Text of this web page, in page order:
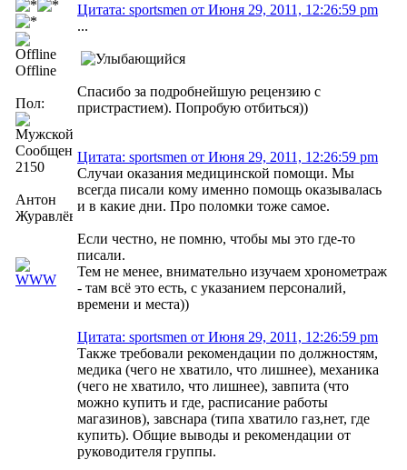
Offline
Пол:
Сообщений:
2150
Антон
Журавлёв
Цитата: sportsmen от Июня 29, 2011, 12:26:59 pm
...
Спасибо за подробнейшую рецензию с
пристрастием). Попробую отбиться))
Цитата: sportsmen от Июня 29, 2011, 12:26:59 pm
Случаи оказания медицинской помощи. Мы
всегда писали кому именно помощь оказывалась
и в какие дни. Про поломки тоже самое.
Если честно, не помню, чтобы мы это где-то
писали.
Тем не менее, внимательно изучаем хронометраж
- там всё это есть, с указанием персоналий,
времени и места))
Цитата: sportsmen от Июня 29, 2011, 12:26:59 pm
Также требовали рекомендации по должностям,
медика (чего не хватило, что лишнее), механика
(чего не хватило, что лишнее), завпита (что
можно купить и где, расписание работы
магазинов), завснара (типа хватило газ,нет, где
купить). Общие выводы и рекомендации от
руководителя группы.